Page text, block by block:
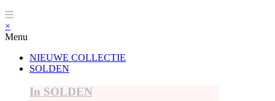
×
Menu
NIEUWE COLLECTIE
SOLDEN
In SOLDEN